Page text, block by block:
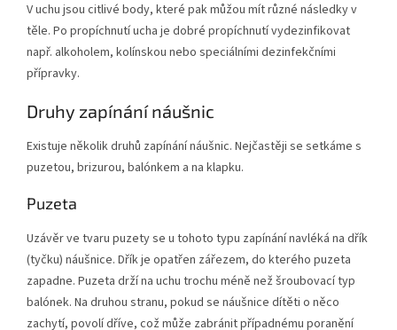
V uchu jsou citlivé body, které pak můžou mít různé následky v
těle. Po propíchnutí ucha je dobré propíchnutí vydezinfikovat
např. alkoholem, kolínskou nebo speciálními dezinfekčními
přípravky.
Druhy zapínání náušnic
Existuje několik druhů zapínání náušnic. Nejčastěji se setkáme s
puzetou, brizurou, balónkem a na klapku.
Puzeta
Uzávěr ve tvaru puzety se u tohoto typu zapínání navléká na dřík
(tyčku) náušnice. Dřík je opatřen zářezem, do kterého puzeta
zapadne. Puzeta drží na uchu trochu méně než šroubovací typ
balónek. Na druhou stranu, pokud se náušnice dítěti o něco
zachytí, povolí dříve, což může zabránit případnému poranění